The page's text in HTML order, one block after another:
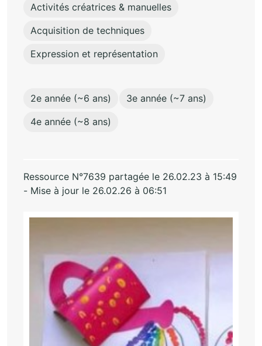
Activités créatrices & manuelles
Acquisition de techniques
Expression et représentation
2e année (~6 ans)
3e année (~7 ans)
4e année (~8 ans)
Ressource N°7639 partagée le 26.02.23 à 15:49
- Mise à jour le 26.02.26 à 06:51